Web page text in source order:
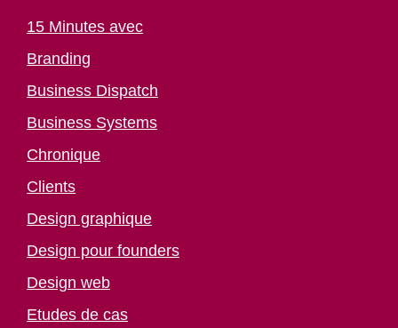
15 Minutes avec
Branding
Business Dispatch
Business Systems
Chronique
Clients
Design graphique
Design pour founders
Design web
Etudes de cas